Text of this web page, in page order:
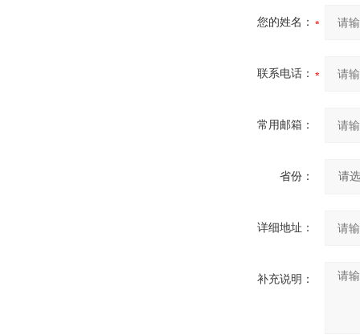
您的姓名：
联系电话：
常用邮箱：
省份：
详细地址：
补充说明：